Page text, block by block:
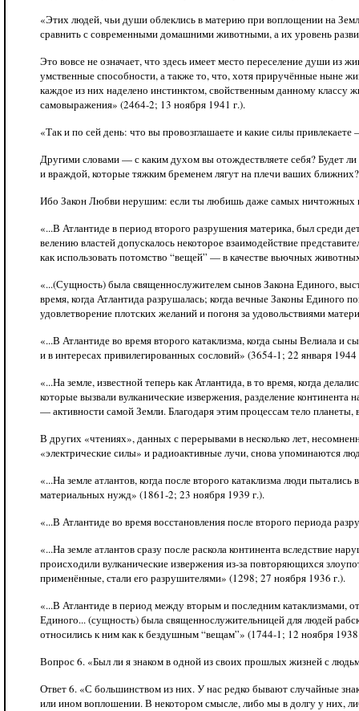
«Этих людей, чьи души облеклись в материю при воплощении на
сравнить с современными домашними животными, а их уровень
Это вовсе не означает, что здесь имеет место переселение души из
умственные способности, а также то, что, хотя приручённые ныне
каждое из них наделено инстинктом, свойственным данному
самовыражения» (2464-2; 13 ноября 1941 г.).
«Так и по сей день: что вы провозглашаете и какие силы
Другими словами — с каким духом вы отождествляете себя? Будет
и враждой, которые тяжким бременем лягут на плечи ваших ближних?
Ибо Закон Любви нерушим: если ты любишь даже самых ничтожных
«...В Атлантиде в период второго разрушения материка, был среди
велению властей допускалось некоторое взаимодействие
как использовать потомство “вещей” — в качестве вьючных
«...(Сущность) была священнослужителем сынов Закона Единого,
время, когда Атлантида разрушалась; когда вечные Законы Единого
удовлетворение плотских желаний и погоня за удовольствиями
«...В Атлантиде во время второго катаклизма, когда сыны Велиала и
и в интересах привилегированных сословий» (3654-1; 22 января 1944
«...На земле, известной теперь как Атлантида, в то время, когда
которые вызвали вулканические извержения, разделение
— активности самой Земли. Благодаря этим процессам тело
В других «чтениях», данных с перерывами в несколько лет,
«электрические силы» и радиоактивные лучи, снова упоминаются
«...На земле атлантов, когда после второго катаклизма люди
материальных нужд» (1861-2; 23 ноября 1939 г.).
«...В Атлантиде во время восстановления после второго периода
«...На земле атлантов сразу после раскола континента вследствие
происходили вулканические извержения из-за повторяющихся
применённые, стали его разрушителями» (1298; 27 ноября 1936 г.).
«...В Атлантиде в период между вторым и последним катаклизмами,
Единого... (сущность) была священнослужительницей для людей
относились к ним как к бездушным “вещам”» (1744-1; 12 ноября 1938
Вопрос 6. «Был ли я знаком в одной из своих прошлых жизней с
Ответ 6. «С большинством из них. У нас редко бывают случайные
или ином воплошении. В некотором смысле, либо мы в долгу у них,